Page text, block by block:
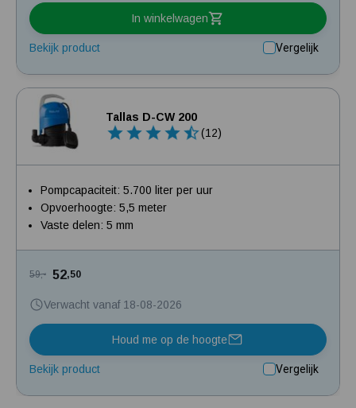
In winkelwagen
Bekijk product Vergelijk
Tallas D-CW 200
(12)
Pompcapaciteit: 5.700 liter per uur
Opvoerhoogte: 5,5 meter
Vaste delen: 5 mm
59,- 52,50
Verwacht vanaf 18-08-2026
Houd me op de hoogte
Bekijk product Vergelijk